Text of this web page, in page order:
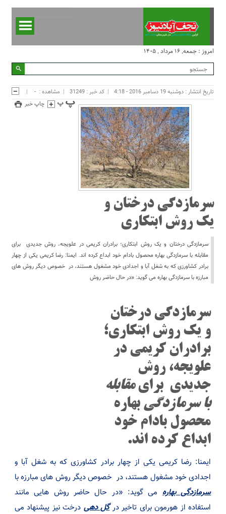
امروز : جمعه, ۱۶ مرداد , ۱۴۰۵
تاریخ انتشار : دوشنبه 19 دسامبر 2016 - 4:18 کد خبر : 31249 مشاهده : -
چاپ خبر
سرمازدگی درختان و
یک روش ابتکاری
سرمازدگی درختان و یک روش ابتکاری؛ برادران کریمی در علویجه، روش جدیدی برای
مقابله با سرمازدگی بهاره محصول بادام خود ابداع کرده اند. ایمنا: رضا کریمی یکی از چهار
برادر کشاورزی که به شغل آبا و اجدادی خود مشغول هستند، در خصوص دیگر روش های
مبارزه با سرمازدگی بهاره می گوید: «در حال حاضر روش
سرمازدگی درختان
و یک روش ابتکاری؛
برادران کریمی در
علویجه، روش
جدیدی برایمقابله
با سرمازدگی بهاره
محصول بادام خود
ابداع کرده اند.
ایمنا: رضا کریمی یکی از چهار برادر کشاورزی که به شغل آبا و
اجدادی خود مشغول هستند، در خصوص دیگر روش های مبارزه با
سرمازدگی بهارهمی گوید: «در حال حاضر روش هایی مانند
استفاده از هورمون برای تاخیر درگل دهی درخت نیز پیشنهاد می